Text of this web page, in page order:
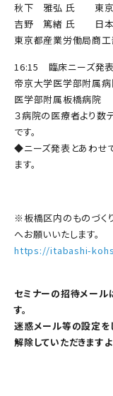
秋下 雅弘 氏 東京
吉野 篤緒 氏 日本
東京都産業労働局商
16:15 臨床ニーズ発
帝京大学医学部附属病
医学部附属板橋病院
３病院の医療者より
です。
◆ニーズ発表とあわせ
ます。
※板橋区内のものづく
へお願いいたします。
https://itabashi-
セミナーの招待メー
す。
迷惑メール等の設定を
解除していただきます